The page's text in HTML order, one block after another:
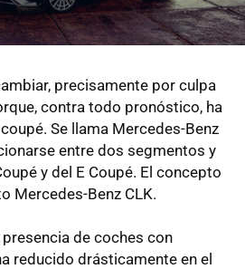
precisamente por culpa
contra todo pronóstico, ha
Se llama Mercedes-Benz
entre dos segmentos y
y del E Coupé. El concepto
Mercedes-Benz CLK.
de coches con
reducido drásticamente en el